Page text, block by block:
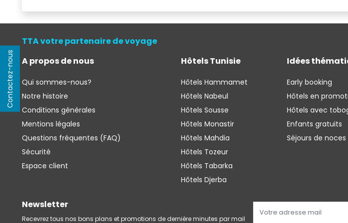
Contactez-nous
TTA votre partenaire de voyage
A propos de nous
Qui sommes-nous?
Notre histoire
Conditions générales
Mentions légales
Questions fréquentes (FAQ)
Sécurité
Espace client
Hôtels Tunisie
Hôtels Hammamet
Hôtels Nabeul
Hôtels Sousse
Hôtels Monastir
Hôtels Mahdia
Hôtels Tozeur
Hôtels Tabarka
Hôtels Djerba
Idées
Early booking
Hôtels en
Hôtels avec
Enfants gratuits
Séjours de noces
Newsletter
Recevrez tous nos bons plans et promotions de dernière minutes par mail